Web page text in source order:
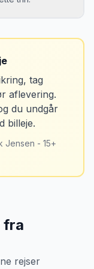
og
også
og
har reddet
to gange.
tag
aflevering.
du undgår
billeje.
Jensen - 15+
fra
rejser